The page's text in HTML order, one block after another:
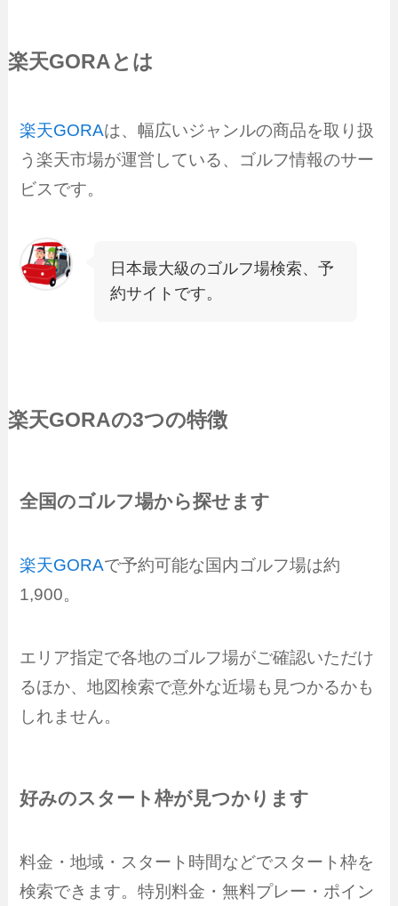
楽天GORAとは
楽天GORAは、幅広いジャンルの商品を取り扱
う楽天市場が運営している、ゴルフ情報のサー
ビスです。
日本最大級のゴルフ場検索、予
約サイトです。
楽天GORAの3つの特徴
全国のゴルフ場から探せます
楽天GORAで予約可能な国内ゴルフ場は約
1,900。
エリア指定で各地のゴルフ場がご確認いただけ
るほか、地図検索で意外な近場も見つかるかも
しれません。
好みのスタート枠が見つかります
料金・地域・スタート時間などでスタート枠を
検索できます。特別料金・無料プレー・ポイン